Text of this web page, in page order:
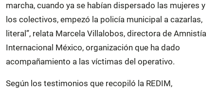
marcha, cuando ya se habían dispersado las mujeres y
los colectivos, empezó la policía municipal a cazarlas,
literal”, relata Marcela Villalobos, directora de Amnistía
Internacional México, organización que ha dado
acompañamiento a las víctimas del operativo.
Según los testimonios que recopiló la REDIM,